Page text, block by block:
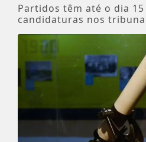
Partidos têm até o dia
candidaturas nos